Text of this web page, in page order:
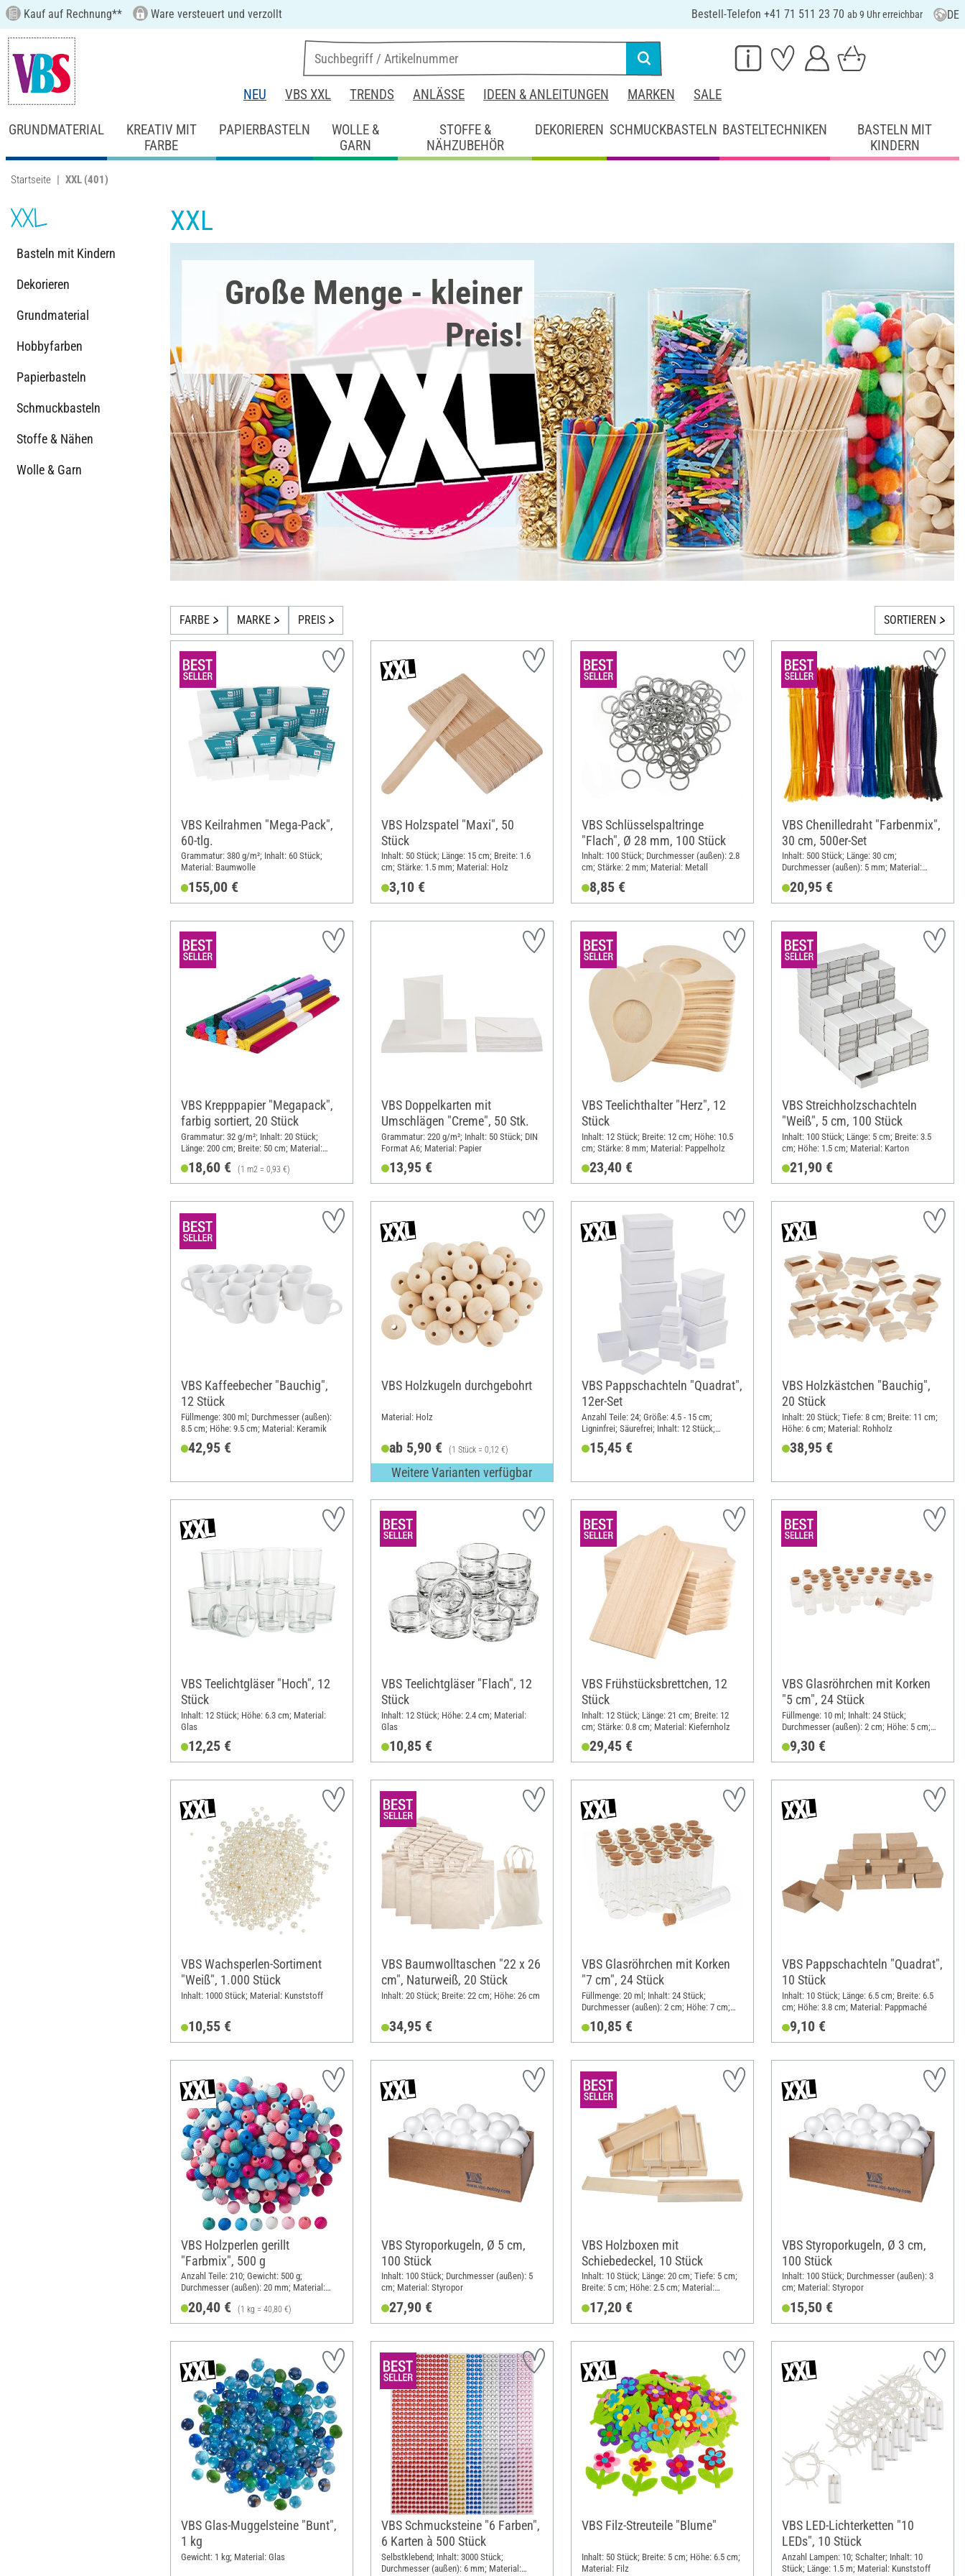
Kauf auf Rechnung** Ware versteuert und verzollt Bestell-Telefon +41 71 511 23 70 ab 9 Uhr erreichbar DE
NEU VBS XXL TRENDS ANLÄSSE IDEEN & ANLEITUNGEN MARKEN SALE
GRUNDMATERIAL
KREATIV MIT
FARBE
PAPIERBASTELN
WOLLE &
GARN
STOFFE &
NÄHZUBEHÖR
DEKORIEREN SCHMUCKBASTELN BASTELTECHNIKEN
BASTELN MIT
KINDERN
Startseite XXL (401)
XXL
Basteln mit Kindern
Dekorieren
Grundmaterial
Hobbyfarben
Papierbasteln
Schmuckbasteln
Stoffe & Nähen
Wolle & Garn
XXL
Große Menge - kleiner
Preis!
FARBE MARKE PREIS SORTIEREN
VBS Keilrahmen "Mega-Pack",
60-tlg.
Grammatur: 380 g/m²; Inhalt: 60 Stück;
Material: Baumwolle
155,00 €
VBS Holzspatel "Maxi", 50
Stück
Inhalt: 50 Stück; Länge: 15 cm; Breite: 1.6
cm; Stärke: 1.5 mm; Material: Holz
3,10 €
VBS Schlüsselspaltringe
"Flach", Ø 28 mm, 100 Stück
Inhalt: 100 Stück; Durchmesser (außen): 2.8
cm; Stärke: 2 mm; Material: Metall
8,85 €
VBS Chenilledraht "Farbenmix",
30 cm, 500er-Set
Inhalt: 500 Stück; Länge: 30 cm;
Durchmesser (außen): 5 mm; Material:
20,95 €
VBS Krepppapier "Megapack",
farbig sortiert, 20 Stück
Grammatur: 32 g/m²; Inhalt: 20 Stück;
Länge: 200 cm; Breite: 50 cm; Material:
18,60 € (1 m2 = 0,93 €)
VBS Doppelkarten mit
Umschlägen "Creme", 50 Stk.
Grammatur: 220 g/m²; Inhalt: 50 Stück; DIN
Format A6; Material: Papier
13,95 €
VBS Teelichthalter "Herz", 12
Stück
Inhalt: 12 Stück; Breite: 12 cm; Höhe: 10.5
cm; Stärke: 8 mm; Material: Pappelholz
23,40 €
VBS Streichholzschachteln
"Weiß", 5 cm, 100 Stück
Inhalt: 100 Stück; Länge: 5 cm; Breite: 3.5
cm; Höhe: 1.5 cm; Material: Karton
21,90 €
VBS Kaffeebecher "Bauchig",
12 Stück
Füllmenge: 300 ml; Durchmesser (außen):
8.5 cm; Höhe: 9.5 cm; Material: Keramik
42,95 €
VBS Holzkugeln durchgebohrt
Material: Holz
ab 5,90 € (1 Stück = 0,12 €)
Weitere Varianten verfügbar
VBS Pappschachteln "Quadrat",
12er-Set
Anzahl Teile: 24; Größe: 4.5 - 15 cm;
Ligninfrei; Säurefrei; Inhalt: 12 Stück;
15,45 €
VBS Holzkästchen "Bauchig",
20 Stück
Inhalt: 20 Stück; Tiefe: 8 cm; Breite: 11 cm;
Höhe: 6 cm; Material: Rohholz
38,95 €
VBS Teelichtgläser "Hoch", 12
Stück
Inhalt: 12 Stück; Höhe: 6.3 cm; Material:
Glas
12,25 €
VBS Teelichtgläser "Flach", 12
Stück
Inhalt: 12 Stück; Höhe: 2.4 cm; Material:
Glas
10,85 €
VBS Frühstücksbrettchen, 12
Stück
Inhalt: 12 Stück; Länge: 21 cm; Breite: 12
cm; Stärke: 0.8 cm; Material: Kiefernholz
29,45 €
VBS Glasröhrchen mit Korken
"5 cm", 24 Stück
Füllmenge: 10 ml; Inhalt: 24 Stück;
Durchmesser (außen): 2 cm; Höhe: 5 cm;
9,30 €
VBS Wachsperlen-Sortiment
"Weiß", 1.000 Stück
Inhalt: 1000 Stück; Material: Kunststoff
10,55 €
VBS Baumwolltaschen "22 x 26
cm", Naturweiß, 20 Stück
Inhalt: 20 Stück; Breite: 22 cm; Höhe: 26 cm
34,95 €
VBS Glasröhrchen mit Korken
"7 cm", 24 Stück
Füllmenge: 20 ml; Inhalt: 24 Stück;
Durchmesser (außen): 2 cm; Höhe: 7 cm;
Material: Glas
10,85 €
VBS Pappschachteln "Quadrat",
10 Stück
Inhalt: 10 Stück; Länge: 6.5 cm; Breite: 6.5
cm; Höhe: 3.8 cm; Material: Pappmaché
9,10 €
VBS Holzperlen gerillt
"Farbmix", 500 g
Anzahl Teile: 210; Gewicht: 500 g;
Durchmesser (außen): 20 mm; Material:
20,40 € (1 kg = 40,80 €)
VBS Styroporkugeln, Ø 5 cm,
100 Stück
Inhalt: 100 Stück; Durchmesser (außen): 5
cm; Material: Styropor
27,90 €
VBS Holzboxen mit
Schiebedeckel, 10 Stück
Inhalt: 10 Stück; Länge: 20 cm; Tiefe: 5 cm;
Breite: 5 cm; Höhe: 2.5 cm; Material:
17,20 €
VBS Styroporkugeln, Ø 3 cm,
100 Stück
Inhalt: 100 Stück; Durchmesser (außen): 3
cm; Material: Styropor
15,50 €
VBS Glas-Muggelsteine "Bunt",
1 kg
Gewicht: 1 kg; Material: Glas
VBS Schmucksteine "6 Farben",
6 Karten à 500 Stück
Selbstklebend; Inhalt: 3000 Stück;
Durchmesser (außen): 6 mm; Material:
VBS Filz-Streuteile "Blume"
Inhalt: 50 Stück; Breite: 5 cm; Höhe: 6.5 cm;
Material: Filz
VBS LED-Lichterketten "10
LEDs", 10 Stück
Anzahl Lampen: 10; Schalter; Inhalt: 10
Stück; Länge: 1.5 m; Material: Kunststoff